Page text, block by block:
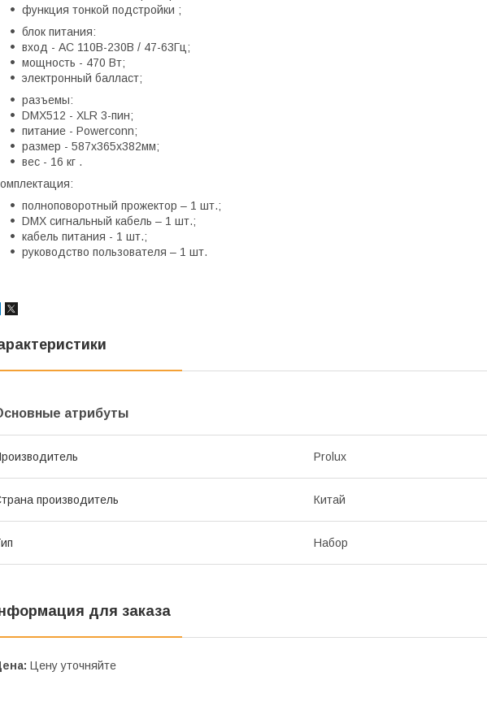
функция тонкой подстройки ;
блок питания:
вход - AC 110В-230В / 47-63Гц;
мощность - 470 Вт;
электронный балласт;
разъемы:
DMX512 - XLR 3-пин;
питание - Powerconn;
размер - 587х365х382мм;
вес - 16 кг .
полноповоротный прожектор – 1 шт.;
DMX сигнальный кабель – 1 шт.;
кабель питания - 1 шт.;
руководство пользователя – 1 шт.
атрибуты
Prolux
производитель Китай
Набор
для заказа
Цену уточняйте